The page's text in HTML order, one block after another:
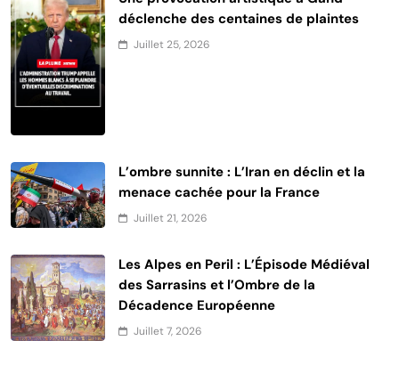
déclenche des centaines de plaintes
Juillet 25, 2026
L’ombre sunnite : L’Iran en déclin et la
menace cachée pour la France
Juillet 21, 2026
Les Alpes en Peril : L’Épisode Médiéval
des Sarrasins et l’Ombre de la
Décadence Européenne
Juillet 7, 2026